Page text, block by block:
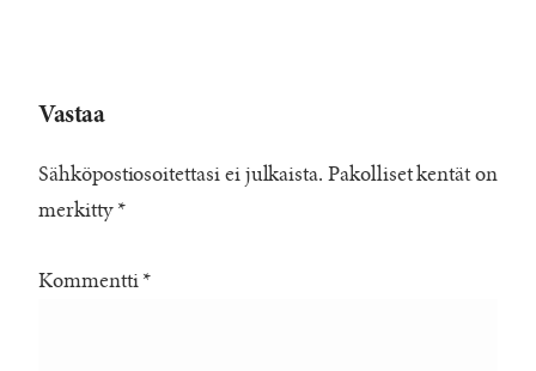
Vastaa
Sähköpostiosoitettasi ei julkaista. Pakolliset kentät on
merkitty *
Kommentti *